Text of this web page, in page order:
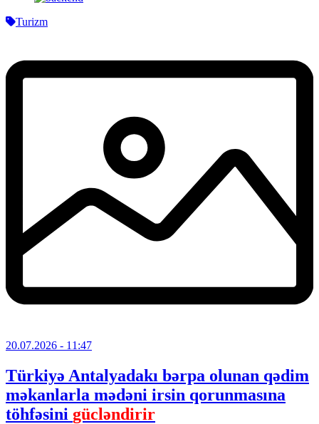
Turizm
20.07.2026 - 11:47
Türkiyə Antalyadakı bərpa olunan qədim
məkanlarla mədəni irsin qorunmasına
töhfəsini gücləndirir